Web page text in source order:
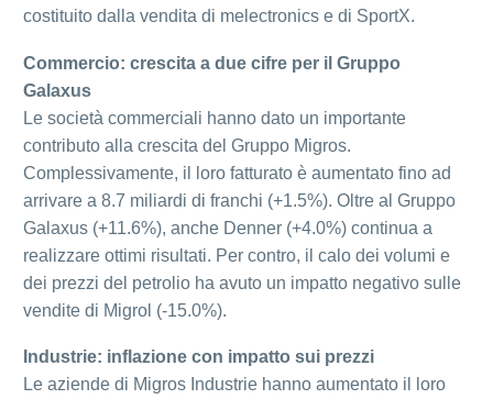
costituito dalla vendita di melectronics e di SportX.
Commercio: crescita a due cifre per il Gruppo
Galaxus
Le società commerciali hanno dato un importante
contributo alla crescita del Gruppo Migros.
Complessivamente, il loro fatturato è aumentato fino ad
arrivare a 8.7 miliardi di franchi (+1.5%). Oltre al Gruppo
Galaxus (+11.6%), anche Denner (+4.0%) continua a
realizzare ottimi risultati. Per contro, il calo dei volumi e
dei prezzi del petrolio ha avuto un impatto negativo sulle
vendite di Migrol (-15.0%).
Industrie: inflazione con impatto sui prezzi
Le aziende di Migros Industrie hanno aumentato il loro